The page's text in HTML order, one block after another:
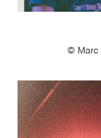
© Marc